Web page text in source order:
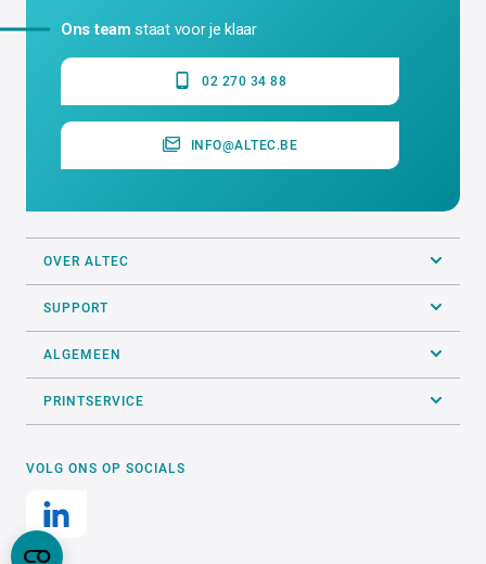
Ons team staat voor je klaar
02 270 34 88
INFO@ALTEC.BE
OVER ALTEC
SUPPORT
ALGEMEEN
PRINTSERVICE
VOLG ONS OP SOCIALS